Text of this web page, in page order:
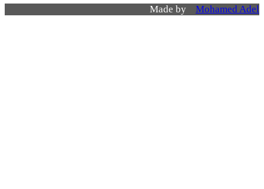
Made by Mohamed Adel